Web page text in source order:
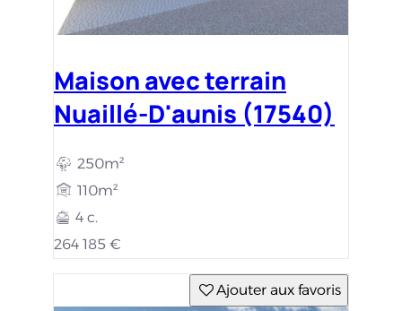
Maison avec terrain
Nuaillé-D'aunis (17540)
250m²
110m²
4 c.
264 185 €
Ajouter aux favoris